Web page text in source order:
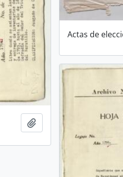
Actas de
Añadir al portapapeles